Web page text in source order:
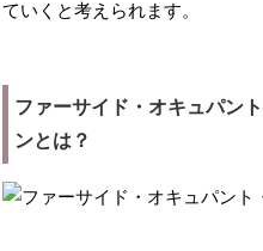
ていくと考えられます。
ファーサイド・オキュパン
ンとは？